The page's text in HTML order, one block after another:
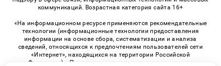
коммуникаций. Возрастная категория сайта 16+
«На информационном ресурсе применяются рекомендательные
технологии (информационные технологии предоставления
информации на основе сбора, систематизации и анализа
сведений, относящихся к предпочтениям пользователей сети
«Интернет», находящихся на территории Российской
Федерации)». Правила применения рекомендательных